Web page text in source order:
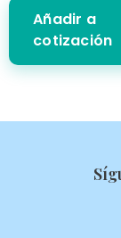
Añadir a
cotización